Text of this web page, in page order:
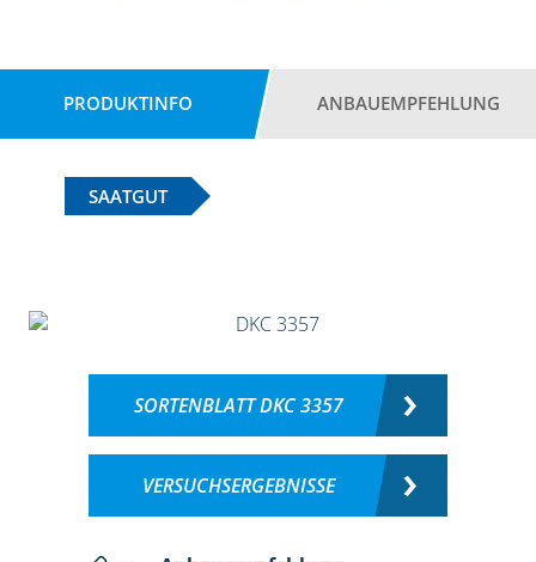
PRODUKTINFO ANBAUEMPFEHLUNG
SAATGUT
SORTENBLATT DKC 3357
VERSUCHSERGEBNISSE